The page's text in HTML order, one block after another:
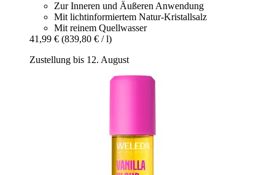
Zur Inneren und Äußeren Anwendung
Mit lichtinformiertem Natur-Kristallsalz
Mit reinem Quellwasser
41,99 € (839,80 € / l)
Zustellung bis 12. August